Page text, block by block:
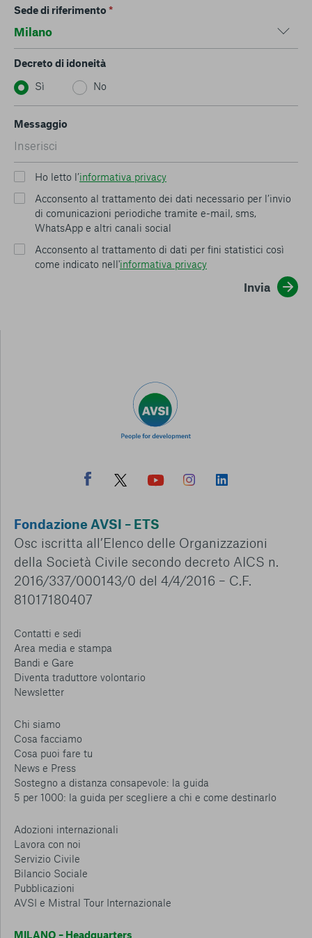
Sede di riferimento *
Decreto di idoneità
Sì
No
Messaggio
Ho letto l’informativa privacy
Acconsento al trattamento dei dati necessario per l’invio
di comunicazioni periodiche tramite e-mail, sms,
WhatsApp e altri canali social
Acconsento al trattamento di dati per fini statistici così
come indicato nell'informativa privacy
Invia
Fondazione AVSI – ETS
Osc iscritta all’Elenco delle Organizzazioni
della Società Civile secondo decreto AICS n.
2016/337/000143/0 del 4/4/2016 – C.F.
81017180407
Contatti e sedi
Area media e stampa
Bandi e Gare
Diventa traduttore volontario
Newsletter
Chi siamo
Cosa facciamo
Cosa puoi fare tu
News e Press
Sostegno a distanza consapevole: la guida
5 per 1000: la guida per scegliere a chi e come destinarlo
Adozioni internazionali
Lavora con noi
Servizio Civile
Bilancio Sociale
Pubblicazioni
AVSI e Mistral Tour Internazionale
MILANO – Headquarters